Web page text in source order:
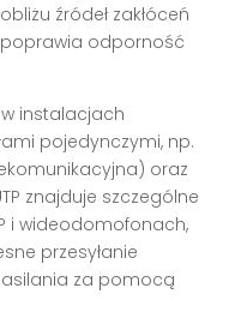
źródeł zakłóceń
odporność
instalacjach
pojedynczymi, np.
oraz
znajduje szczególne
i wideodomofonach,
przesyłanie
za pomocą